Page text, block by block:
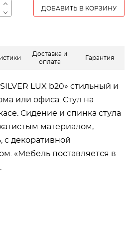
ДОБАВИТЬ В КОРЗИНУ
Доставка и
оплата
Гарантия
LUX b20» стильный и
или офиса. Стул на
Сидение и спинка стула
материалом,
декоративной
«Мебель поставляется в